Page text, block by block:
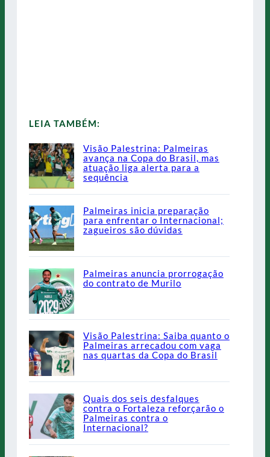
LEIA TAMBÉM:
Visão Palestrina: Palmeiras
avança na Copa do Brasil, mas
atuação liga alerta para a
sequência
Palmeiras inicia preparação
para enfrentar o Internacional;
zagueiros são dúvidas
Palmeiras anuncia prorrogação
do contrato de Murilo
Visão Palestrina: Saiba quanto o
Palmeiras arrecadou com vaga
nas quartas da Copa do Brasil
Quais dos seis desfalques
contra o Fortaleza reforçarão o
Palmeiras contra o
Internacional?